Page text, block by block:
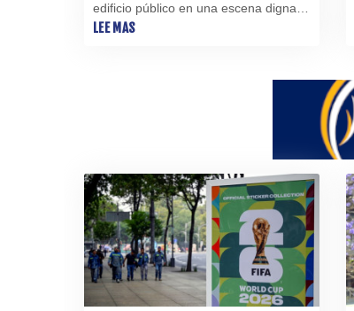
edificio público en una escena digna
de una justa medieval. Ocurrió en
LEE MAS